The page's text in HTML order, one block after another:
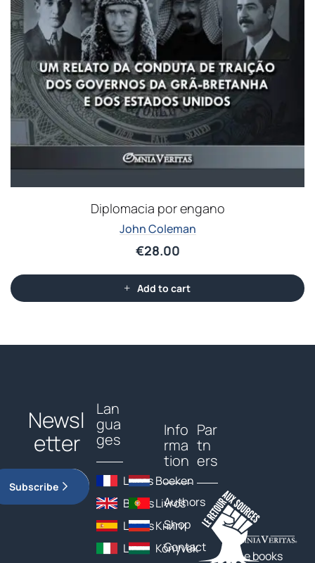
Diplomacia por engano
John Coleman
€28.00
Add to cart
Newsl
etter
Subscribe
Lan
gua
ges
Livres
Books
Libros
Libri
Boeken
Livros
Книги
Könyvek
Info
rma
tion
Authors
Shop
Contact
Par
tn
ers
The books